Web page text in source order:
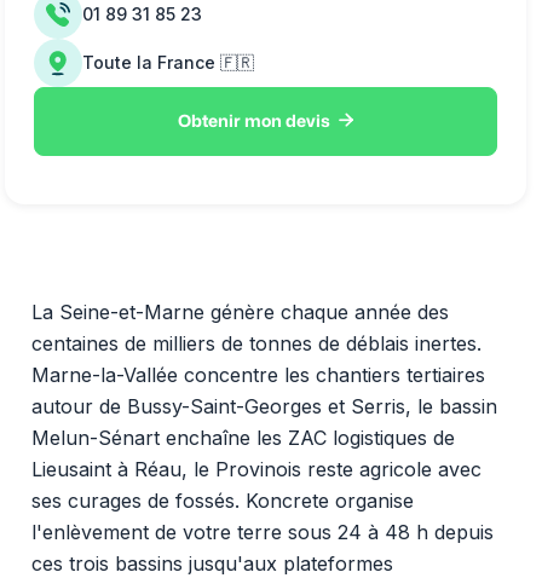
La Seine-et-Marne génère chaque année des
centaines de milliers de tonnes de déblais inertes.
Marne-la-Vallée concentre les chantiers tertiaires
autour de Bussy-Saint-Georges et Serris, le bassin
Melun-Sénart enchaîne les ZAC logistiques de
Lieusaint à Réau, le Provinois reste agricole avec
ses curages de fossés. Koncrete organise
l'enlèvement de votre terre sous 24 à 48 h depuis
ces trois bassins jusqu'aux plateformes
01 89 31 85 23
Toute la France 🇫🇷
Obtenir mon devis 